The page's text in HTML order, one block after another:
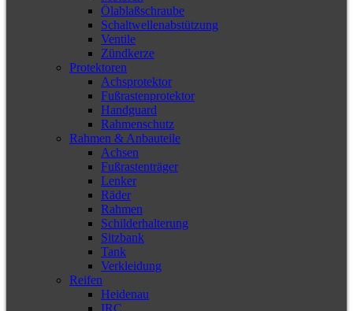
Ölablaßschraube
Schaltwellenabstützung
Ventile
Zündkerze
Protektoren
Achsprotektor
Fußrastenprotektor
Handguard
Rahmenschutz
Rahmen & Anbauteile
Achsen
Fußrastenträger
Lenker
Räder
Rahmen
Schilderhalterung
Sitzbank
Tank
Verkleidung
Reifen
Heidenau
IRC